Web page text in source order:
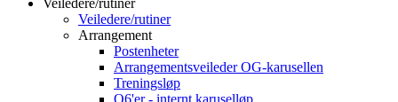
Veiledere/rutiner
Arrangement
Postenheter
Arrangementsveileder OG-karusellen
Treningsløp
O6'er - internt karuselløp